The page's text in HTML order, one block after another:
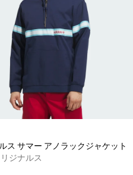
ス サマー アノラックジャケット
ジナルス